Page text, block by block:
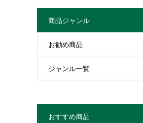
商品ジャンル
お勧め商品
ジャンル一覧
おすすめ商品